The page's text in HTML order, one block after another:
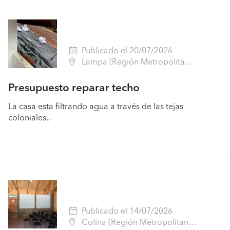
Publicado el 20/07/2026
Lampa (Región Metropolitana - Chacabuco)
Presupuesto reparar techo
La casa esta filtrando agua a través de las tejas
coloniales,.
Publicado el 14/07/2026
Colina (Región Metropolitana - Chacabuco)